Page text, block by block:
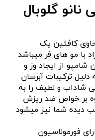
گلوبال
کافئین یک
با مو های فر میباشد
شامپو از ایجاد وز و
ترکیبات آبرسان
شاداب و لطیف را به
بر خواص ضد ریزش
دیده شما نیز میشود
فورمولاسیون